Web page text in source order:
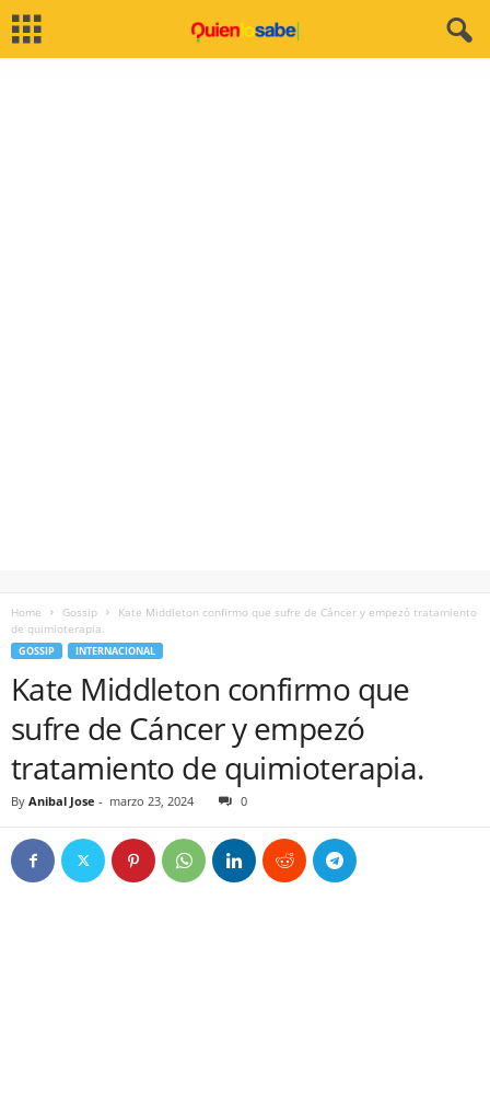
Home Gossip
Kate Middleton confirmo que sufre de Cáncer y empezó tratamiento
de quimioterapia.
GOSSIP INTERNACIONAL
Kate Middleton confirmo que
sufre de Cáncer y empezó
tratamiento de quimioterapia.
By Anibal Jose - marzo 23, 2024 0